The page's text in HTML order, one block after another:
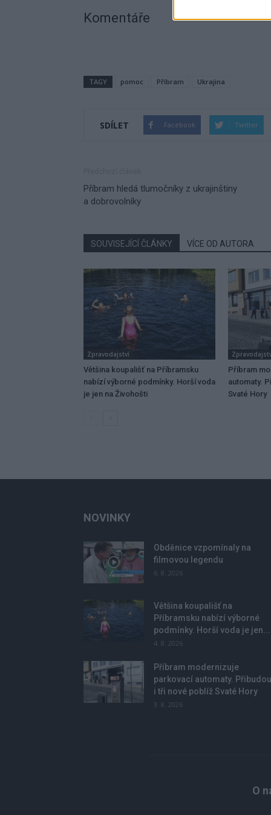
Komentáře
TAGY pomoc Příbram Ukrajina
SDÍLET Facebook Twitter
Příbram hledá tlumočníky z ukrajinštiny
a dobrovolníky
SOUVISEJÍCÍ ČLÁNKY VÍCE OD AUTORA
Zpravodajství
Většina koupališť na Příbramsku
nabízí výborné podmínky. Horší voda
je jen na Živohošti
Příbram
automaty.
Svaté Hory
NOVINKY
Obděnice vzpomínaly na
filmovou legendu
6. 8. 2026
Většina koupališť na
Příbramsku nabízí výborné
podmínky. Horší voda je jen...
4. 8. 2026
Příbram modernizuje
parkovací automaty. Přibudou
i tři nové poblíž Svaté Hory
3. 8. 2026
O